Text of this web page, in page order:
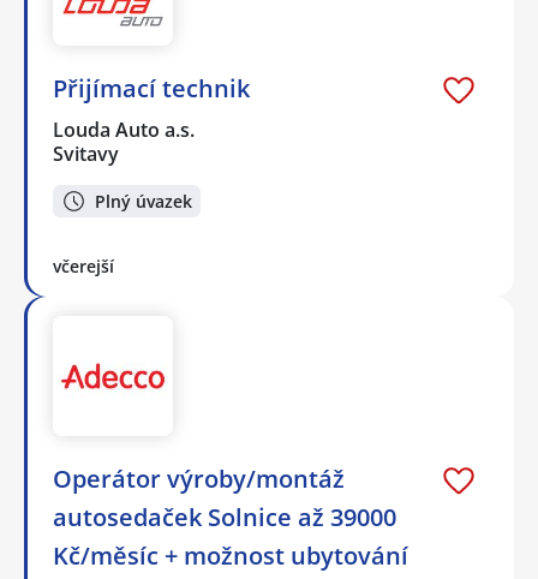
Přijímací technik
Louda Auto a.s.
Svitavy
Plný úvazek
včerejší
Operátor výroby/montáž
autosedaček Solnice až 39000
Kč/měsíc + možnost ubytování